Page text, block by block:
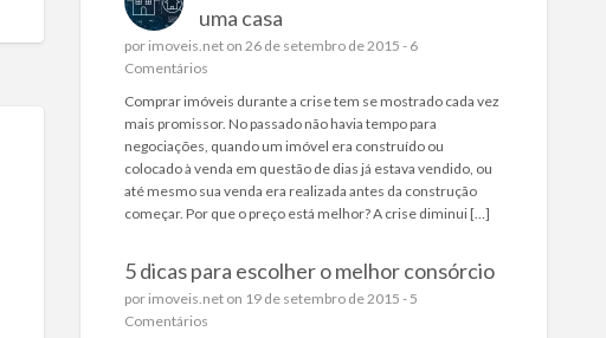
uma casa
por imoveis.neton 26 de setembro de 2015 - 6
Comentários
Comprar imóveis durante a crise tem se mostrado cada vez
mais promissor. No passado não havia tempo para
negociações, quando um imóvel era construído ou
colocado à venda em questão de dias já estava vendido, ou
até mesmo sua venda era realizada antes da construção
começar. Por que o preço está melhor? A crise diminui […]
5 dicas para escolher o melhor consórcio
por imoveis.neton 19 de setembro de 2015 - 5
Comentários